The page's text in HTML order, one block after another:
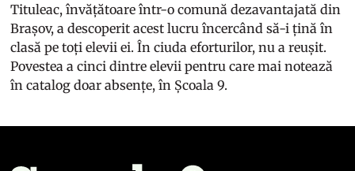
Tituleac, învățătoare într-o comună dezavantajată din
Brașov, a descoperit acest lucru încercând să-i țină în
clasă pe toți elevii ei. În ciuda eforturilor, nu a reușit.
Povestea a cinci dintre elevii pentru care mai notează
în catalog doar absențe, în Școala 9.